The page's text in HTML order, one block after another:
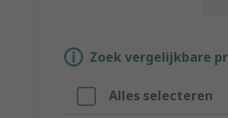
Zoek vergelijkbare
Alles selecteren